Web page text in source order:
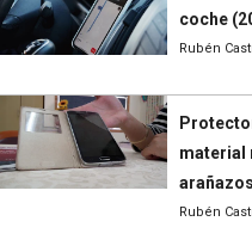
coche
Rubén
material
Rubén